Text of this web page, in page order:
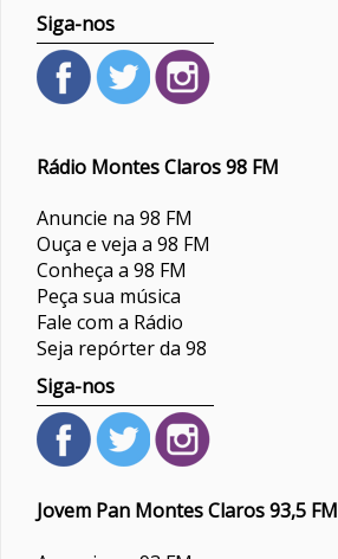
Siga-nos
Rádio Montes Claros 98 FM
Anuncie na 98 FM
Ouça e veja a 98 FM
Conheça a 98 FM
Peça sua música
Fale com a Rádio
Seja repórter da 98
Siga-nos
Jovem Pan Montes Claros 93,5 FM